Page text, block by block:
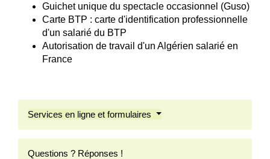
Guichet unique du spectacle occasionnel (Guso)
Carte BTP : carte d'identification professionnelle
d'un salarié du BTP
Autorisation de travail d'un Algérien salarié en
France
Services en ligne et formulaires
Questions ? Réponses !